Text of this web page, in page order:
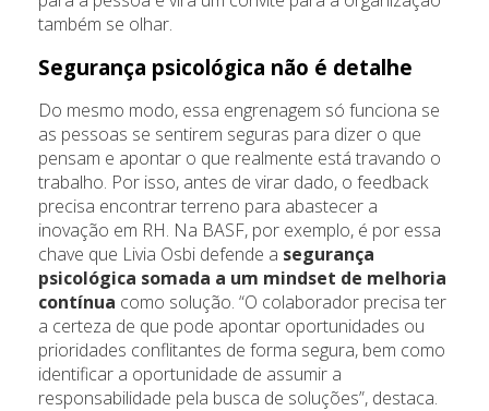
também se olhar.
Segurança psicológica não é detalhe
Do mesmo modo, essa engrenagem só funciona se
as pessoas se sentirem seguras para dizer o que
pensam e apontar o que realmente está travando o
trabalho. Por isso, antes de virar dado, o feedback
precisa encontrar terreno para abastecer a
inovação em RH. Na BASF, por exemplo, é por essa
chave que Livia Osbi defende a segurança
psicológica somada a um mindset de melhoria
contínua como solução. “O colaborador precisa ter
a certeza de que pode apontar oportunidades ou
prioridades conflitantes de forma segura, bem como
identificar a oportunidade de assumir a
responsabilidade pela busca de soluções”, destaca.